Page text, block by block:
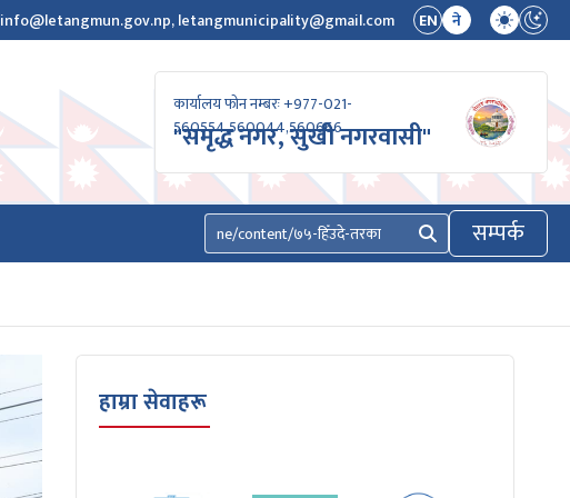
info@letangmun.gov.np, letangmunicipality@gmail.com EN ने
कार्यालय फोन नम्बरः +977-021-
560554,560044,560666
"समृद्ध नगर, सुखी नगरवासी"
खोज्नुहोस् सम्पर्क
हाम्रा सेवाहरू